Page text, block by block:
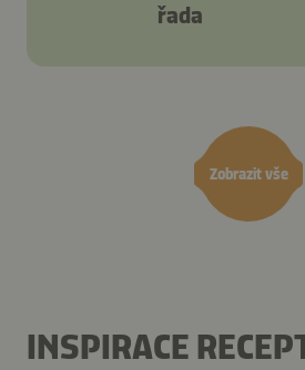
Zobrazit vše
řada
INSPIRACE